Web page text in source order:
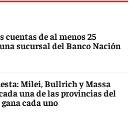
cuentas de al menos 25
sucursal del Banco Nación
Milei, Bullrich y Massa
una de las provincias del
cada uno